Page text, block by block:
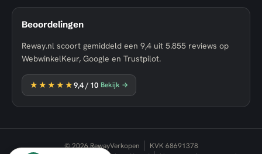
Beoordelingen
Reway.nl scoort gemiddeld een 9,4 uit 5.855 reviews op
WebwinkelKeur, Google en Trustpilot.
★★★★★9,4/ 10 Bekijk →
© 2026 RewayVerkopen
KVK 68691378